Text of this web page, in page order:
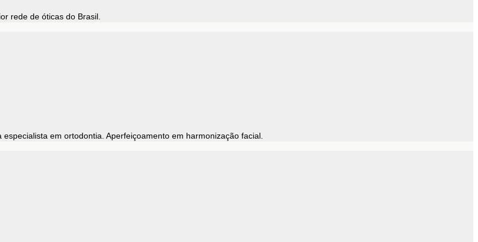
rede de óticas do Brasil.
em ortodontia. Aperfeiçoamento em harmonização facial.